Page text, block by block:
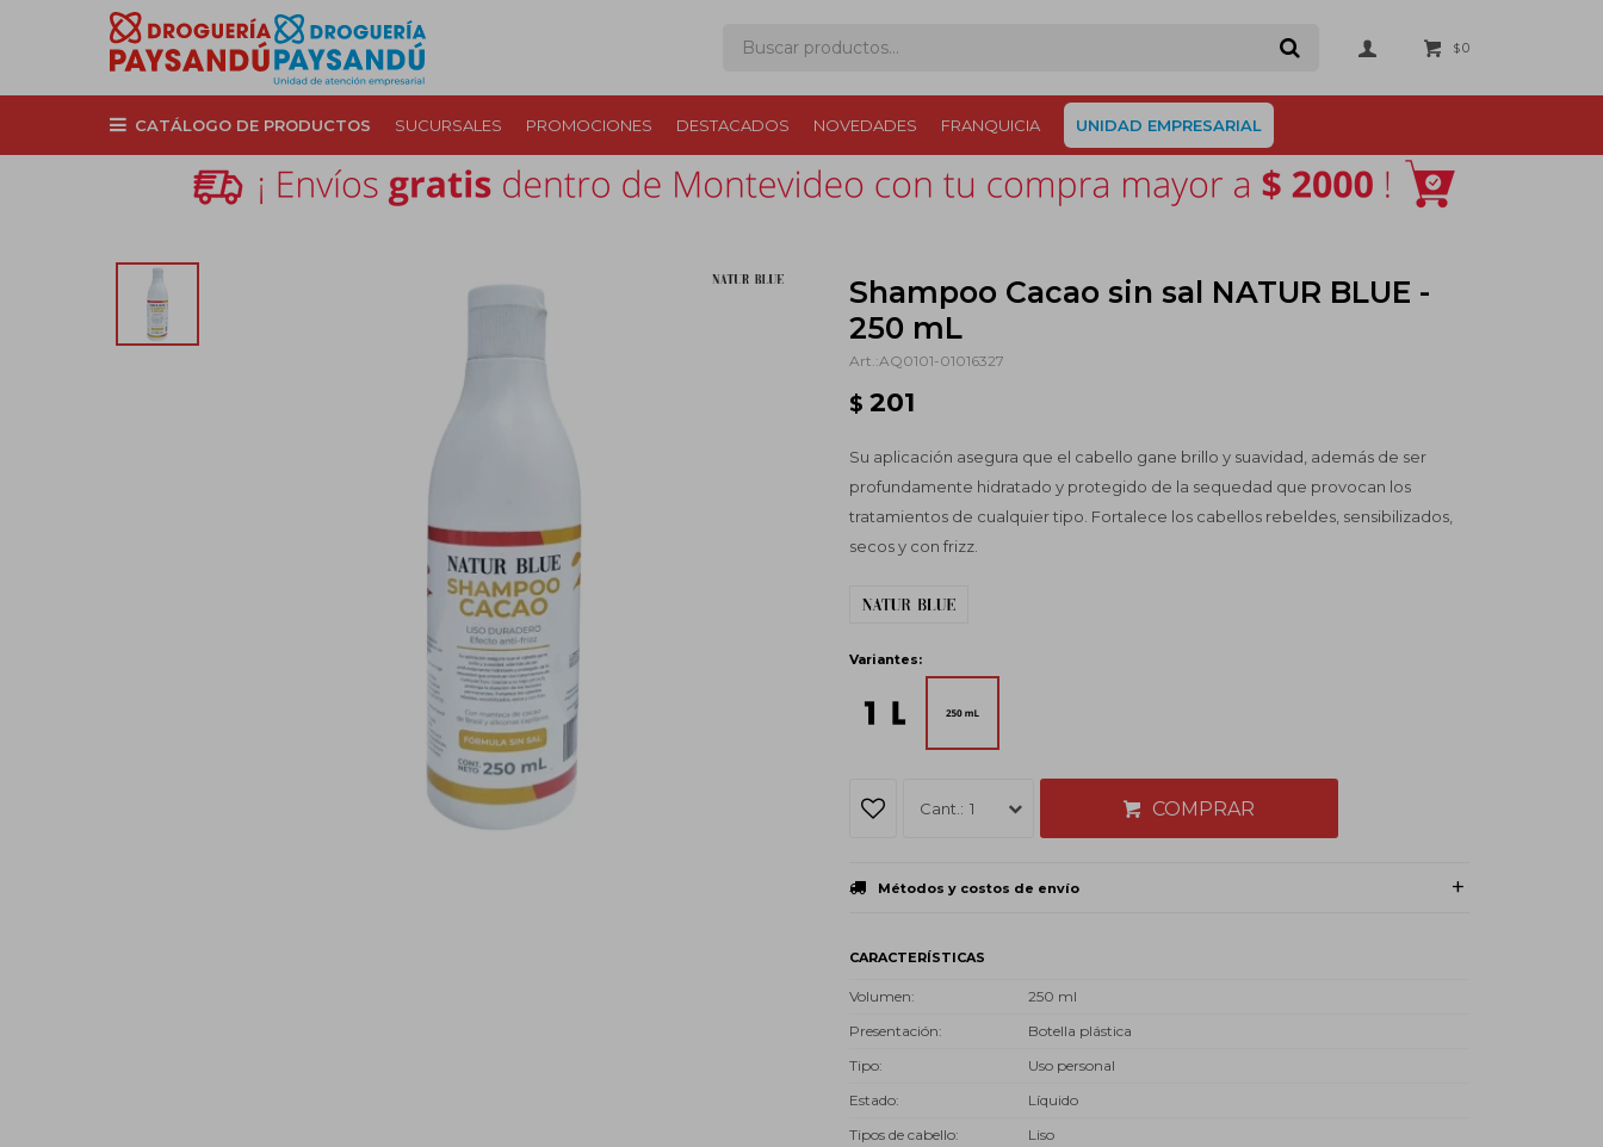
CATÁLOGO DE PRODUCTOS SUCURSALES PROMOCIONES DESTACADOS NOVEDADES FRANQUICIA UNIDAD EMPRESARIAL
$0
Shampoo Cacao sin sal NATUR BLUE -
250 mL
AQ0101-01016327
$ 201
Su aplicación asegura que el cabello gane brillo y suavidad, además de ser
profundamente hidratado y protegido de la sequedad que provocan los
tratamientos de cualquier tipo. Fortalece los cabellos rebeldes, sensibilizados,
secos y con frizz.
Variantes:
1 COMPRAR
Métodos y costos de envío
CARACTERÍSTICAS
Volumen
250 ml
Presentación
Botella plástica
Tipo
Uso personal
Estado
Líquido
Tipos de cabello
Liso